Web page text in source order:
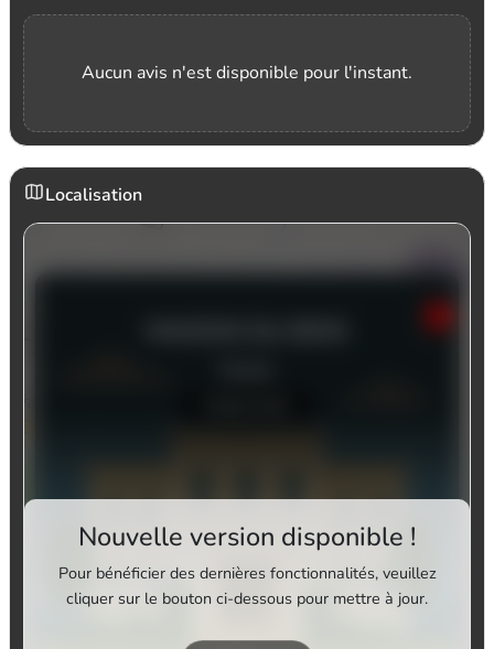
Aucun avis n'est disponible pour l'instant.
Localisation